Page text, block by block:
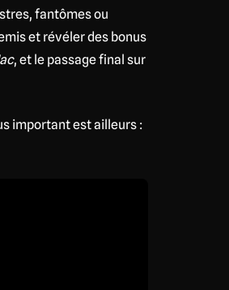
fantômes ou
et révéler des bonus
, et le passage final sur
important est ailleurs :